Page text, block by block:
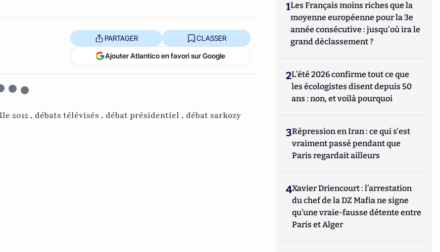
PARTAGER CLASSER
Ajouter Atlantico en favori sur Google
2012 , débats télévisés , débat présidentiel , débat sarkozy
1Les Français moins riches que la
moyenne européenne pour la 3e
année consécutive : jusqu'où ira le
grand déclassement ?
2L’été 2026 confirme tout ce que
les écologistes disent depuis 50
ans : non, et voilà pourquoi
3Répression en Iran : ce qui s'est
vraiment passé pendant que
Paris regardait ailleurs
4Xavier Driencourt : l’arrestation
du chef de la DZ Mafia ne signe
qu’une vraie-fausse détente entre
Paris et Alger